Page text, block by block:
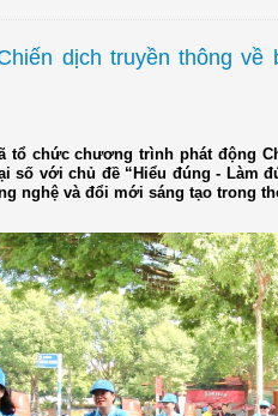
dịch truyền thông về
tổ chức chương trình phát động
số với chủ đề “Hiểu đúng - Làm
nghệ và đổi mới sáng tạo trong